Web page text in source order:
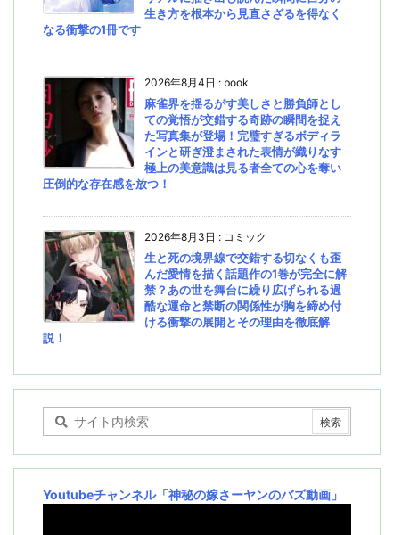
生き方を根本から見直さざるを得なく
なる衝撃の1冊です
2026年8月4日 : book
麻雀界を揺るがす美しさと勝負師とし
ての覚悟が交錯する奇跡の瞬間を捉え
た写真集が登場！完璧すぎるボディラ
インと研ぎ澄まされた表情が織りなす
極上の美意識は見る者全ての心を奪い
圧倒的な存在感を放つ！
2026年8月3日 : コミック
生と死の境界線で交錯する切なくも歪
んだ愛情を描く話題作の1巻が完全に解
禁？あの世を舞台に繰り広げられる過
酷な運命と禁断の関係性が胸を締め付
ける衝撃の展開とその理由を徹底解
説！
Youtubeチャンネル「神秘の嫁さーヤンのバズ動画」